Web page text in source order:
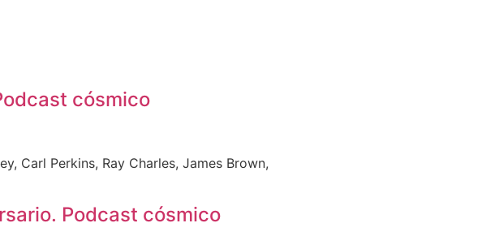
cósmico
Carl Perkins, Ray Charles, James Brown,
Podcast cósmico